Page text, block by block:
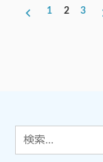
投
り
1 2 3
検
索: